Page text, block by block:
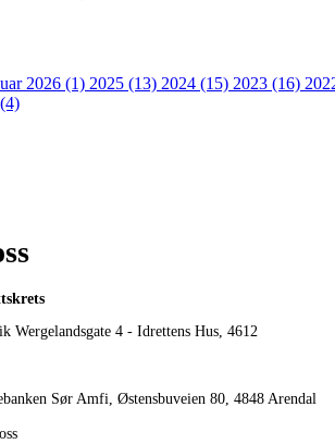
2026 (1) 2025 (13) 2024 (15) 2023 (16)
Wergelandsgate 4 - Idrettens Hus, 4612
Sør Amfi, Østensbuveien 80, 4848 Arendal